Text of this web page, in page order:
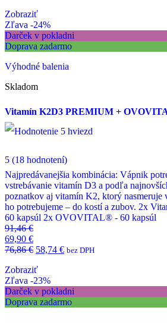
Zobraziť
Zľava -24%
Darček v pokladni
Doprava zadarmo
Výhodné balenia
Skladom
Vitamín K2D3 PREMIUM +
5 (18 hodnotení)
Najpredávanejšia kombinácia: Vápnik
vstrebávanie vitamín D3 a podľa
poznatkov aj vitamín K2, ktorý nasmeruje
ho potrebujeme – do kostí a zubov. 2x
60 kapsúl 2x OVOVITAL® - 60 kapsúl
91,46€
69,90 €
76,86€ 58,74 € bez DPH
Zobraziť
Zľava -23%
Darček v pokladni
Doprava zadarmo